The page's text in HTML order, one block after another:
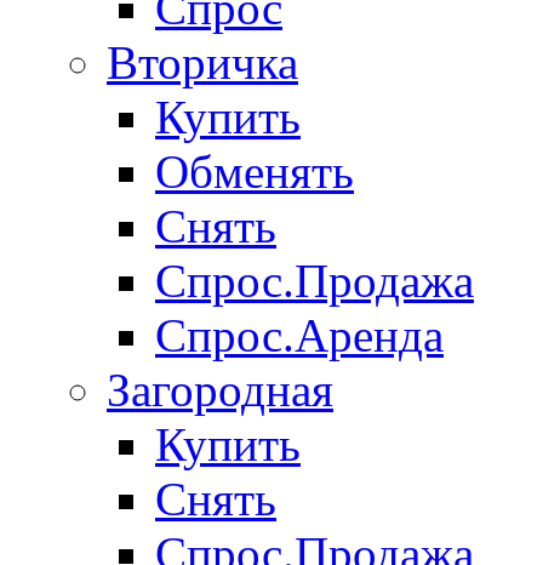
Вторичка
Купить
Обменять
Снять
Спрос.Продажа
Спрос.Аренда
Загородная
Купить
Снять
Спрос.Продажа